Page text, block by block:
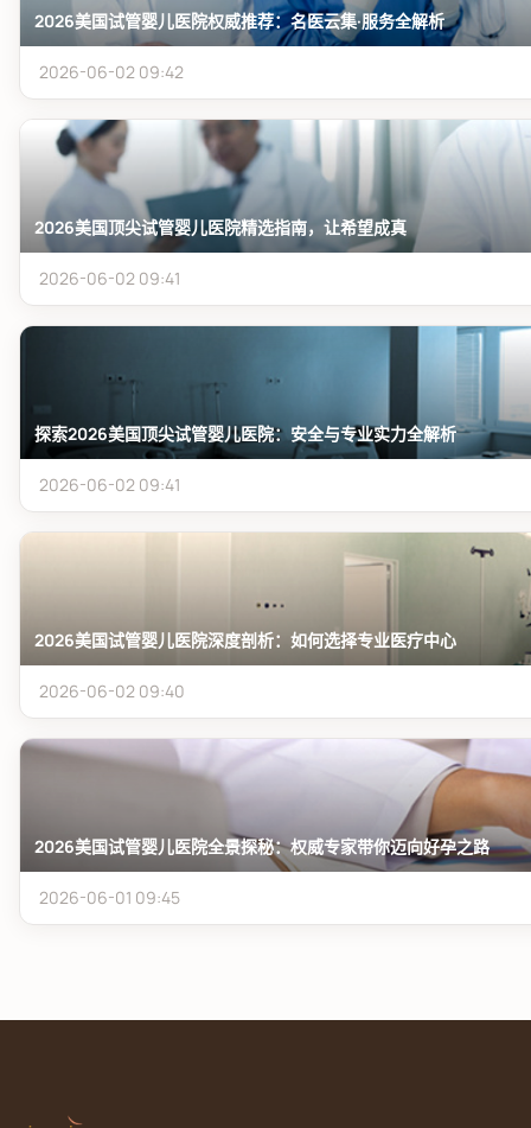
2026美国试管婴儿医院权威推荐：名医云集·服务全解析
2026-06-02 09:42
2026美国顶尖试管婴儿医院精选指南，让希望成真
2026-06-02 09:41
探索2026美国顶尖试管婴儿医院：安全与专业实力全解析
2026-06-02 09:41
2026美国试管婴儿医院深度剖析：如何选择专业医疗中心
2026-06-02 09:40
2026美国试管婴儿医院全景探秘：权威专家带你迈向好孕之路
2026-06-01 09:45